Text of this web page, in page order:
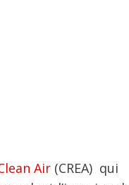
Air (CREA) qui